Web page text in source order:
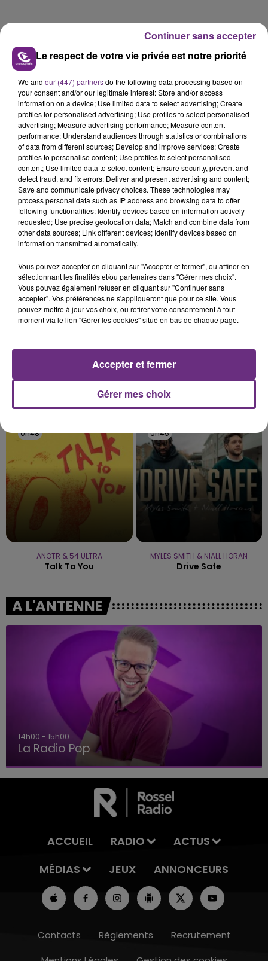
FIL D'ACTU
7 août 2026
LA CENTRALE NUCLÉAIRE DE CHOOZ
TOUJOURS À L'ARRÊT
Cela fait déjà une semaine que la centrale
nucléaire ardennaise est à l'arrêt. Une situation
justifiée par la sécheresse intense qui est toujours
7 août 2026
LE MAGASIN JOUÉCLUB DE REIMS FERME
C'était l'une des institutions du centre-ville
rémois. Le magasin JouéClub est contraint de
fermer ses portes.
TITRES DIFFUSÉS
0h48
0h48
ANOTR & 54 ULTRA
Talk To You
0h45
0h45
MYLES SMITH & NIALL HORAN
Drive Safe
A L'ANTENNE
14h00 - 15h00
La Radio Pop
ACCUEIL RADIO
ACTUS
MÉDIAS
JEUX ANNONCEURS
Contacts Règlements
Recrutement
Le respect de votre vie privée est notre priorité
We and our (447) partnersdo the following data processing based on
your consent and/or our legitimate interest: Store and/or access
information on a device; Use limited data to select advertising; Create
profiles for personalised advertising; Use profiles to select personalised
advertising; Measure advertising performance; Measure content
performance; Understand audiences through statistics or combinations
of data from different sources; Develop and improve services; Create
profiles to personalise content; Use profiles to select personalised
content; Use limited data to select content; Ensure security, prevent and
detect fraud, and fix errors; Deliver and present advertising and content;
Save and communicate privacy choices. These technologies may
process personal data such as IP address and browsing data to offer
following functionalities: Identify devices based on information actively
requested; Use precise geolocation data; Match and combine data from
other data sources; Link different devices; Identify devices based on
information transmitted automatically.
Vous pouvez accepter en cliquant sur "Accepter et fermer", ou affiner en
sélectionnant les finalités et/ou partenaires dans "Gérer mes choix".
Vous pouvez également refuser en cliquant sur "Continuer sans
accepter". Vos préférences ne s'appliqueront que pour ce site. Vous
pouvez mettre à jour vos choix, ou retirer votre consentement à tout
moment via le lien "Gérer les cookies" situé en bas de chaque page.
Gérer mes choix
Accepter et fermer
Continuer sans accepter